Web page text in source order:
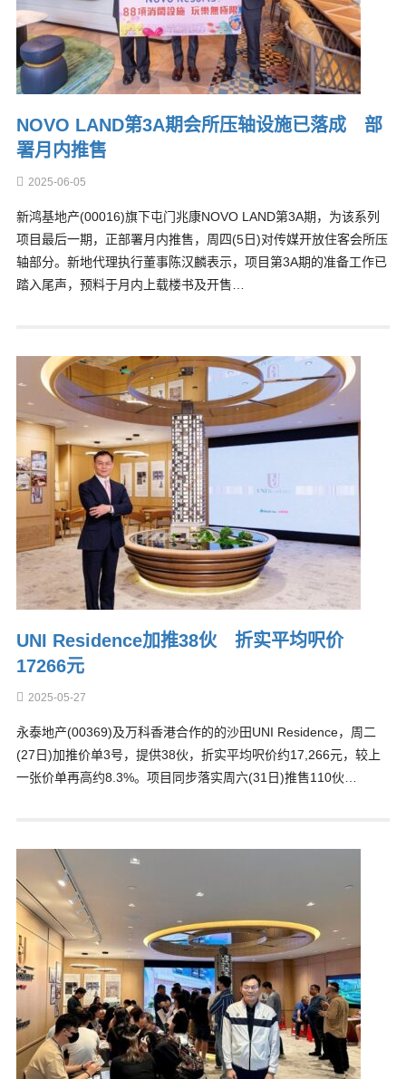
NOVO LAND第3A期会所压轴设施已落成 部
署月内推售
2025-06-05
新鸿基地产(00016)旗下屯门兆康NOVO LAND第3A期，为该系列
项目最后一期，正部署月内推售，周四(5日)对传媒开放住客会所压
轴部分。新地代理执行董事陈汉麟表示，项目第3A期的准备工作已
踏入尾声，预料于月内上载楼书及开售…
UNI Residence加推38伙 折实平均呎价
17266元
2025-05-27
永泰地产(00369)及万科香港合作的的沙田UNI Residence，周二
(27日)加推价单3号，提供38伙，折实平均呎价约17,266元，较上
一张价单再高约8.3%。项目同步落实周六(31日)推售110伙…